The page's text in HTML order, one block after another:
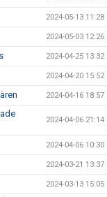
2024-05-13 11:28
2024-05-03 12:26
2024-04-25 13:32
2024-04-20 15:52
2024-04-16 18:57
2024-04-06 21:14
2024-04-06 10:30
2024-03-21 13:37
2024-03-13 15:05